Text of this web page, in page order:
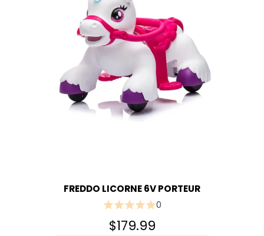
FREDDO LICORNE 6V PORTEUR
0
$179.99